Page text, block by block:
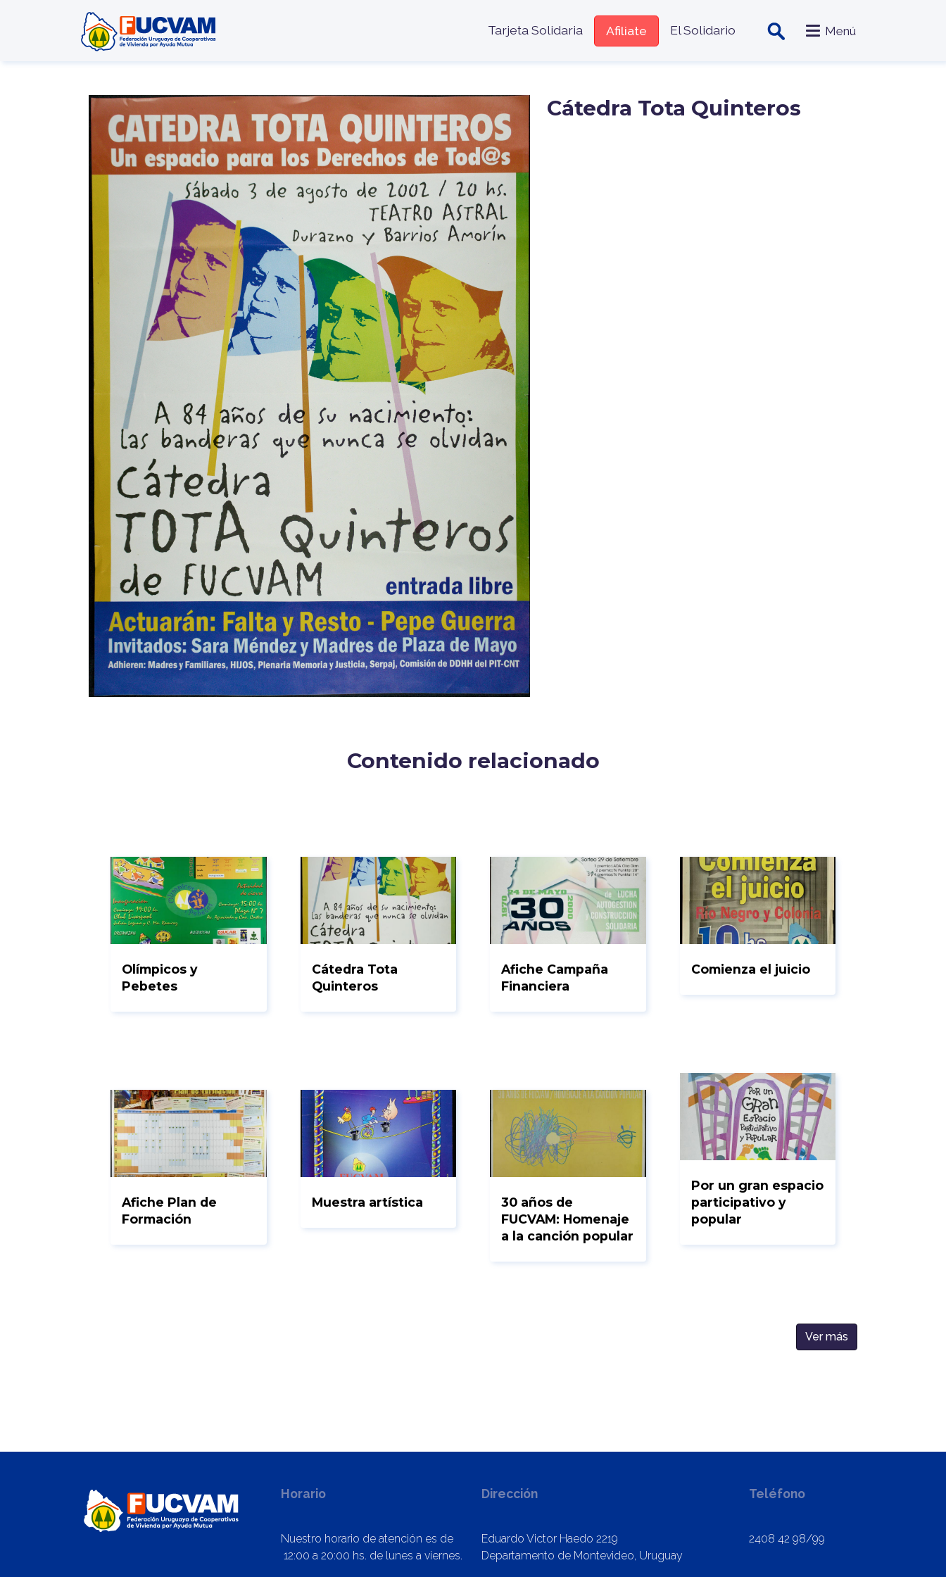
Menú encabezado
Tarjeta Solidaria Afiliate El Solidario Menú
Cátedra Tota Quinteros
Contenido relacionado
Olímpicos y
Pebetes
Afiche Plan de
Formación
Cátedra Tota
Quinteros
Muestra artística
Afiche Campaña
Financiera
30 años de
FUCVAM: Homenaje
a la canción popular
Comienza el juicio
Por un gran espacio
participativo y
popular
Ver más
Horario
Nuestro horario de atención es de
12:00 a 20:00 hs. de lunes a viernes.
Dirección
Eduardo Victor Haedo 2219
Departamento de Montevideo, Uruguay
Teléfono
2408 42 98/99